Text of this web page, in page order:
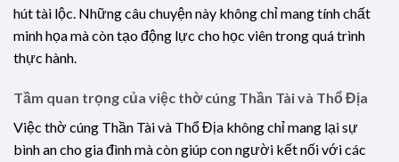
hút tài lộc. Những câu chuyện này không chỉ mang tính chất
minh họa mà còn tạo động lực cho học viên trong quá trình
thực hành.
Tầm quan trọng của việc thờ cúng Thần Tài và Thổ Địa
Việc thờ cúng Thần Tài và Thổ Địa không chỉ mang lại sự
bình an cho gia đình mà còn giúp con người kết nối với các